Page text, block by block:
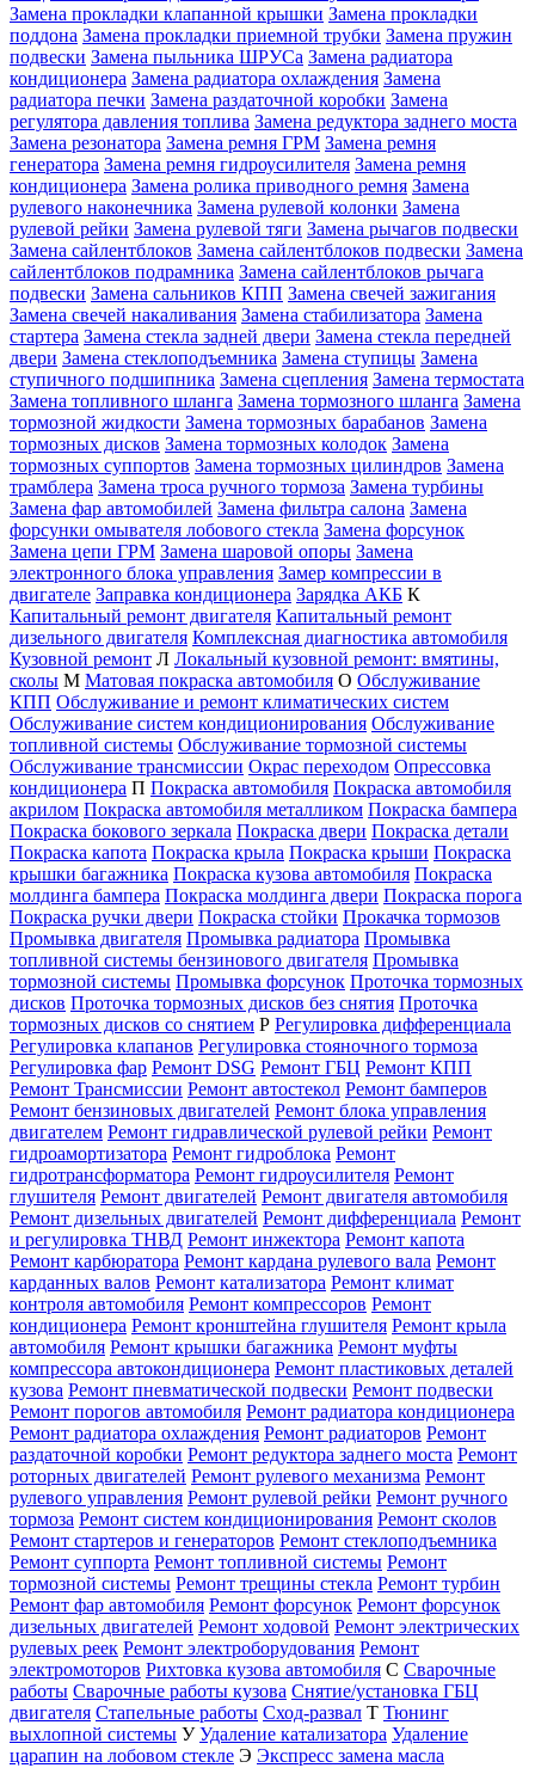
Замена прокладки клапанной крышки Замена прокладки
поддона Замена прокладки приемной трубки Замена пружин
подвески Замена пыльника ШРУСа Замена радиатора
кондиционера Замена радиатора охлаждения Замена
радиатора печки Замена раздаточной коробки Замена
регулятора давления топлива Замена редуктора заднего моста
Замена резонатора Замена ремня ГРМ Замена ремня
генератора Замена ремня гидроусилителя Замена ремня
кондиционера Замена ролика приводного ремня Замена
рулевого наконечника Замена рулевой колонки Замена
рулевой рейки Замена рулевой тяги Замена рычагов подвески
Замена сайлентблоков Замена сайлентблоков подвески Замена
сайлентблоков подрамника Замена сайлентблоков рычага
подвески Замена сальников КПП Замена свечей зажигания
Замена свечей накаливания Замена стабилизатора Замена
стартера Замена стекла задней двери Замена стекла передней
двери Замена стеклоподъемника Замена ступицы Замена
ступичного подшипника Замена сцепления Замена термостата
Замена топливного шланга Замена тормозного шланга Замена
тормозной жидкости Замена тормозных барабанов Замена
тормозных дисков Замена тормозных колодок Замена
тормозных суппортов Замена тормозных цилиндров Замена
трамблера Замена троса ручного тормоза Замена турбины
Замена фар автомобилей Замена фильтра салона Замена
форсунки омывателя лобового стекла Замена форсунок
Замена цепи ГРМ Замена шаровой опоры Замена
электронного блока управления Замер компрессии в
двигателе Заправка кондиционера Зарядка АКБ К
Капитальный ремонт двигателя Капитальный ремонт
дизельного двигателя Комплексная диагностика автомобиля
Кузовной ремонт Л Локальный кузовной ремонт: вмятины,
сколы М Матовая покраска автомобиля О Обслуживание
КПП Обслуживание и ремонт климатических систем
Обслуживание систем кондиционирования Обслуживание
топливной системы Обслуживание тормозной системы
Обслуживание трансмиссии Окрас переходом Опрессовка
кондиционера П Покраска автомобиля Покраска автомобиля
акрилом Покраска автомобиля металликом Покраска бампера
Покраска бокового зеркала Покраска двери Покраска детали
Покраска капота Покраска крыла Покраска крыши Покраска
крышки багажника Покраска кузова автомобиля Покраска
молдинга бампера Покраска молдинга двери Покраска порога
Покраска ручки двери Покраска стойки Прокачка тормозов
Промывка двигателя Промывка радиатора Промывка
топливной системы бензинового двигателя Промывка
тормозной системы Промывка форсунок Проточка тормозных
дисков Проточка тормозных дисков без снятия Проточка
тормозных дисков со снятием Р Регулировка дифференциала
Регулировка клапанов Регулировка стояночного тормоза
Регулировка фар Ремонт DSG Ремонт ГБЦ Ремонт КПП
Ремонт Трансмиссии Ремонт автостекол Ремонт бамперов
Ремонт бензиновых двигателей Ремонт блока управления
двигателем Ремонт гидравлической рулевой рейки Ремонт
гидроамортизатора Ремонт гидроблока Ремонт
гидротрансформатора Ремонт гидроусилителя Ремонт
глушителя Ремонт двигателей Ремонт двигателя автомобиля
Ремонт дизельных двигателей Ремонт дифференциала Ремонт
и регулировка ТНВД Ремонт инжектора Ремонт капота
Ремонт карбюратора Ремонт кардана рулевого вала Ремонт
карданных валов Ремонт катализатора Ремонт климат
контроля автомобиля Ремонт компрессоров Ремонт
кондиционера Ремонт кронштейна глушителя Ремонт крыла
автомобиля Ремонт крышки багажника Ремонт муфты
компрессора автокондиционера Ремонт пластиковых деталей
кузова Ремонт пневматической подвески Ремонт подвески
Ремонт порогов автомобиля Ремонт радиатора кондиционера
Ремонт радиатора охлаждения Ремонт радиаторов Ремонт
раздаточной коробки Ремонт редуктора заднего моста Ремонт
роторных двигателей Ремонт рулевого механизма Ремонт
рулевого управления Ремонт рулевой рейки Ремонт ручного
тормоза Ремонт систем кондиционирования Ремонт сколов
Ремонт стартеров и генераторов Ремонт стеклоподъемника
Ремонт суппорта Ремонт топливной системы Ремонт
тормозной системы Ремонт трещины стекла Ремонт турбин
Ремонт фар автомобиля Ремонт форсунок Ремонт форсунок
дизельных двигателей Ремонт ходовой Ремонт электрических
рулевых реек Ремонт электроборудования Ремонт
электромоторов Рихтовка кузова автомобиля С Сварочные
работы Сварочные работы кузова Снятие/установка ГБЦ
двигателя Стапельные работы Сход-развал Т Тюнинг
выхлопной системы У Удаление катализатора Удаление
царапин на лобовом стекле Э Экспресс замена масла